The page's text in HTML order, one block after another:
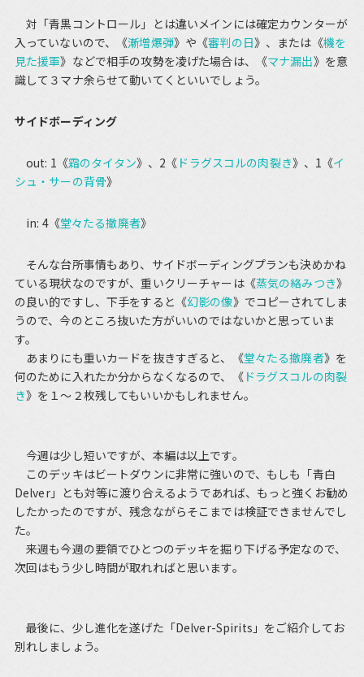
対「青黒コントロール」とは違いメインには確定カウンターが
入っていないので、《漸増爆弾》や《審判の日》、または《機を
見た援軍》などで相手の攻勢を凌げた場合は、《マナ漏出》を意
識して３マナ余らせて動いてくといいでしょう。
サイドボーディング
out: 1《霜のタイタン》、2《 ドラグスコルの肉裂き》、1《イ
シュ・サーの背骨》
in: 4《堂々たる撤廃者》
そんな台所事情もあり、サイドボーディングプランも決めかね
ている現状なのですが、重いクリーチャーは《蒸気の絡みつき》
の良い的ですし、下手をすると《幻影の像》でコピーされてしま
うので、今のところ抜いた方がいいのではないかと思っていま
す。
あまりにも重いカードを抜きすぎると、《堂々たる撤廃者》を
何のために入れたか分からなくなるので、《ドラグスコルの肉裂
き》を１～２枚残してもいいかもしれません。
今週は少し短いですが、本編は以上です。
このデッキはビートダウンに非常に強いので、もしも「青白
Delver」とも対等に渡り合えるようであれば、もっと強くお勧め
したかったのですが、残念ながらそこまでは検証できませんでし
た。
来週も今週の要領でひとつのデッキを掘り下げる予定なので、
次回はもう少し時間が取れればと思います。
最後に、少し進化を遂げた「Delver-Spirits」をご紹介してお
別れしましょう。